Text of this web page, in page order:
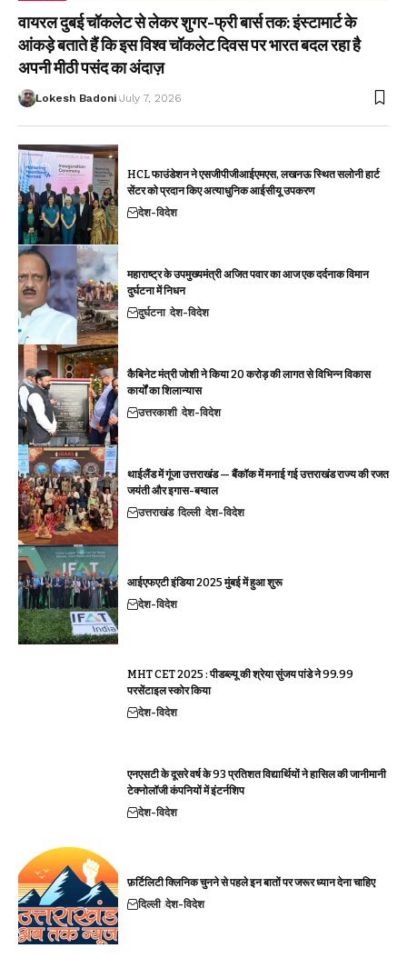
वायरल दुबई चॉकलेट से लेकर शुगर-फ्री बार्स तक: इंस्टामार्ट के
आंकड़े बताते हैं कि इस विश्व चॉकलेट दिवस पर भारत बदल रहा है
अपनी मीठी पसंद का अंदाज़
Lokesh Badoni July 7, 2026
HCL फाउंडेशन ने एसजीपीजीआईएमएस, लखनऊ स्थित सलोनी हार्ट
सेंटर को प्रदान किए अत्याधुनिक आईसीयू उपकरण
देश-विदेश
महाराष्ट्र के उपमुख्यमंत्री अजित पवार का आज एक दर्दनाक विमान
दुर्घटना में निधन
दुर्घटना देश-विदेश
कैबिनेट मंत्री जोशी ने किया 20 करोड़ की लागत से विभिन्न विकास
कार्यों का शिलान्यास
उत्तरकाशी देश-विदेश
थाईलैंड में गूंजा उत्तराखंड — बैंकॉक में मनाई गई उत्तराखंड राज्य की रजत
जयंती और इगास-बग्वाल
उत्तराखंड दिल्ली देश-विदेश
आईएफएटी इंडिया 2025 मुंबई में हुआ शुरू
देश-विदेश
MHT CET 2025 : पीडब्ल्यू की श्रेया सुंजय पांडे ने 99.99
परसेंटाइल स्कोर किया
देश-विदेश
एनएसटी के दूसरे वर्ष के 93 प्रतिशत विद्यार्थियों ने हासिल की जानीमानी
टेक्नोलॉजी कंपनियों में इंटर्नशिप
देश-विदेश
फ़र्टिलिटी क्लिनिक चुनने से पहले इन बातों पर जरूर ध्यान देना चाहिए
दिल्ली देश-विदेश